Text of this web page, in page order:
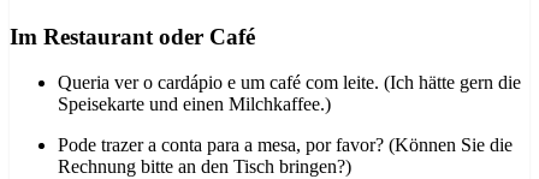
Im Restaurant oder Café
Queria ver o cardápio e um café com leite. (Ich hätte gern die
Speisekarte und einen Milchkaffee.)
Pode trazer a conta para a mesa, por favor? (Können Sie die
Rechnung bitte an den Tisch bringen?)